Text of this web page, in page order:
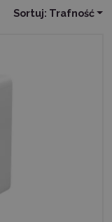
Sortuj: Trafność